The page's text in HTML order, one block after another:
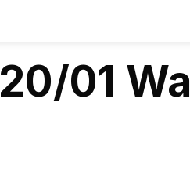
20/01